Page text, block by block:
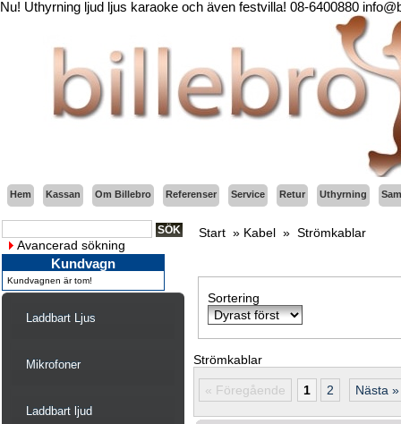
Nu! Uthyrning ljud ljus karaoke och även festvilla! 08-6400880
Hem Kassan Om Billebro Referenser Service Retur Uthyrning
Avancerad sökning
Kundvagn
Kundvagnen är tom!
Laddbart Ljus
Mikrofoner
Laddbart ljud
Start » Kabel » Strömkablar
Sortering
Strömkablar
« Föregående 1 2 Nästa »